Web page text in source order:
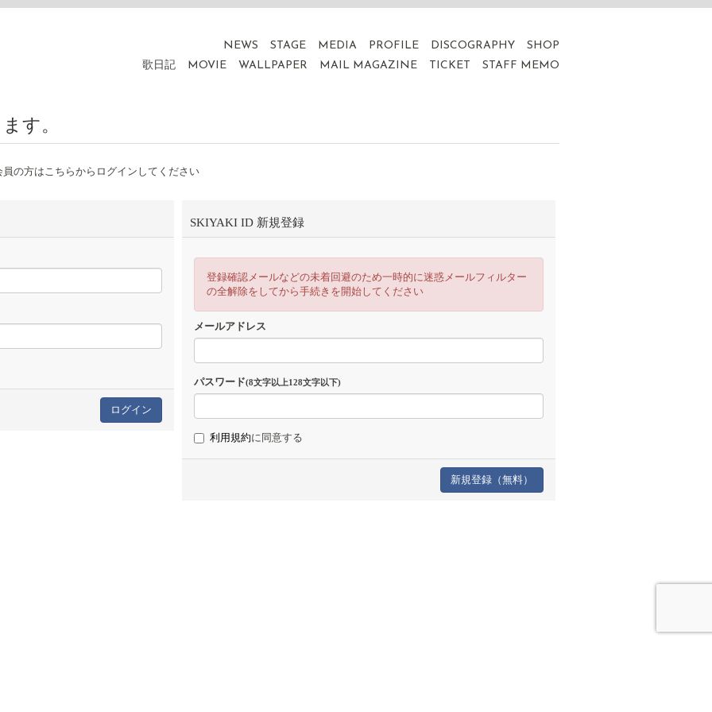
NEWS STAGE MEDIA PROFILE DISCOGRAPHY
SHOP
歌日記
MOVIE WALLPAPER MAIL MAGAZINE TICKET STAFF MEMO
す。
の方はこちらからログインしてください
SKIYAKI ID 新規登録
登録確認メールなどの未着回避のため一時的に迷惑メールフィルター
の全解除をしてから手続きを開始してください
メールアドレス
パスワード(8文字以上128文字以下)
利用規約に同意する